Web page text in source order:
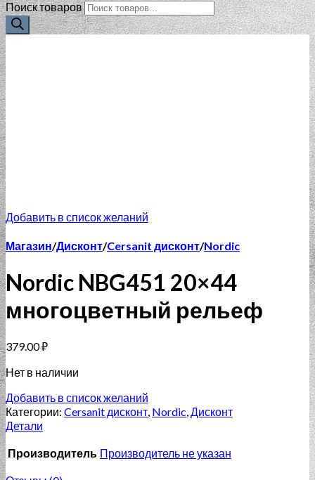
Поиск товаров
Добавить в список желаний
Магазин/Дисконт/Cersanit дисконт/Nordic
Nordic NBG451 20×44
многоцветный рельеф
379.00₽
Нет в наличии
Добавить в список желаний
Категории: Cersanit дисконт, Nordic,Дисконт
Детали
Производитель Производитель не указан